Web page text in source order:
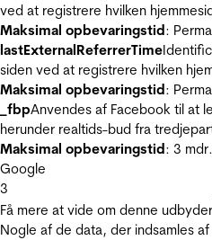
ved at registrere hvilken
Maksimal opbevaringstid:
lastExternalReferrerTime
siden ved at registrere hvilken
Maksimal opbevaringstid:
_fbpAnvendes af Facebook til at
herunder realtids-bud fra
Maksimal opbevaringstid: 3 mdr.
Google
3
Få mere at vide om denne udbyder
Nogle af de data, der indsamles